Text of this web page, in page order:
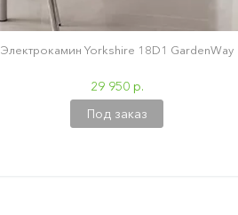
Электрокамин Yorkshire 18D1 GardenWay
29 950 р.
Под заказ